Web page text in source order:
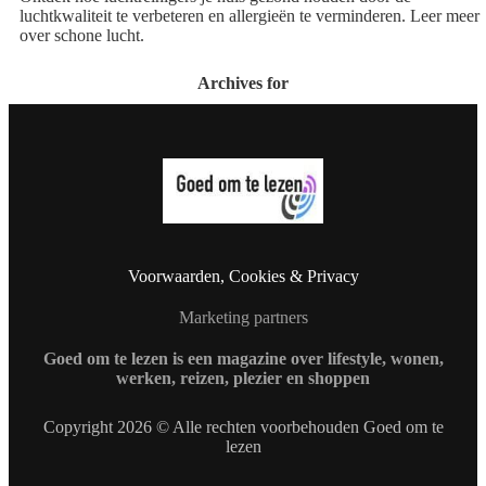
luchtkwaliteit te verbeteren en allergieën te verminderen. Leer meer
over schone lucht.
Archives for
Voorwaarden, Cookies & Privacy
Marketing partners
Goed om te lezen is een magazine over lifestyle, wonen,
werken, reizen, plezier en shoppen
Copyright 2026 © Alle rechten voorbehouden Goed om te
lezen